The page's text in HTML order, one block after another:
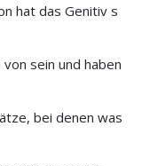
hat das Genitiv s
sein und haben
bei denen was